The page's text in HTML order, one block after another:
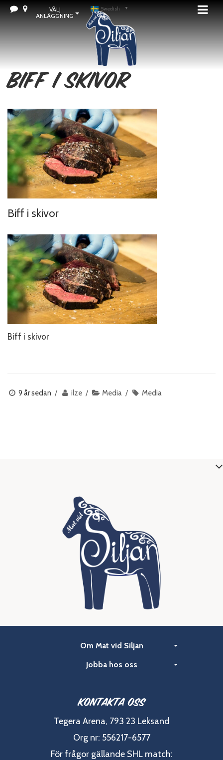
VÄLJ
ANLÄGGNING
Swedish ▼
Biff i skivor
Biff i skivor
Biff i skivor
9 år sedan ilze Media Media
Om Mat vid Siljan
Jobba hos oss
Kontakta oss
Tegera Arena, 793 23 Leksand
Org nr: 556217-6577
För frågor gällande SHL match: